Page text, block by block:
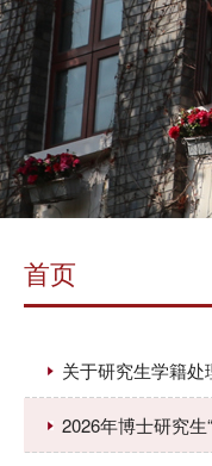
首页
关于研究生学籍处
2026年博士研究